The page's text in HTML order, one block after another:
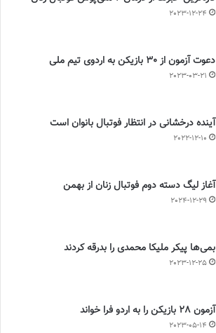
2023-12-24
دعوت آزمون از 30 بازیکن به اردوی تیم ملی
2023-03-21
آینده درخشانی در انتظار فوتبال بانوان است
2022-12-10
آغاز لیگ دسته دوم فوتبال زنان از بهمن
2024-12-29
بمی‌ها پیکر ملیکا محمدی را بدرقه کردند
2023-12-25
آزمون 28 بازیکن را به اردو فرا خواند
2023-05-14